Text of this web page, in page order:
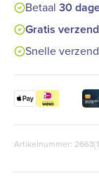
Betaal 30
Gratis
Snelle
Artikelnummer: